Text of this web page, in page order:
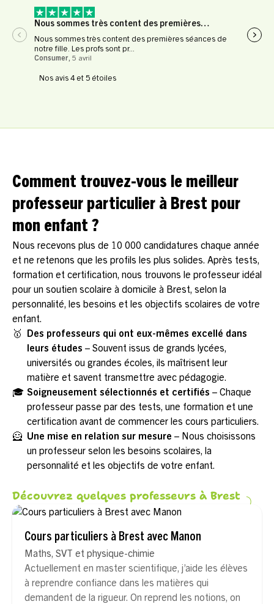
Nous sommes très content des premières…
Nous sommes très content des premières séances de
notre fille. Les profs sont pr...
Consumer, 5 avril
Nos avis 4 et 5 étoiles
Comment trouvez-vous le meilleur
professeur particulier à Brest pour
mon enfant ?
Nous recevons plus de 10 000 candidatures chaque année
et ne retenons que les profils les plus solides. Après tests,
formation et certification, nous trouvons le professeur idéal
pour un soutien scolaire à domicile à Brest, selon la
personnalité, les besoins et les objectifs scolaires de votre
enfant.
🥇
Des professeurs qui ont eux-mêmes excellé dans
leurs études – Souvent issus de grands lycées,
universités ou grandes écoles, ils maîtrisent leur
matière et savent transmettre avec pédagogie.
🎓 Soigneusement sélectionnés et certifiés – Chaque
professeur passe par des tests, une formation et une
certification avant de commencer les cours particuliers.
🦸 Une mise en relation sur mesure – Nous choisissons
un professeur selon les besoins scolaires, la
personnalité et les objectifs de votre enfant.
Découvrez quelques professeurs à Brest
Cours particuliers à Brest avec Manon
Maths, SVT et physique-chimie
Actuellement en master scientifique, j’aide les élèves
à reprendre confiance dans les matières qui
demandent de la rigueur. On reprend les notions, on